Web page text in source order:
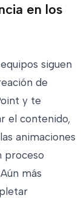
en los
siguen
de
y te
el contenido,
animaciones
proceso
más